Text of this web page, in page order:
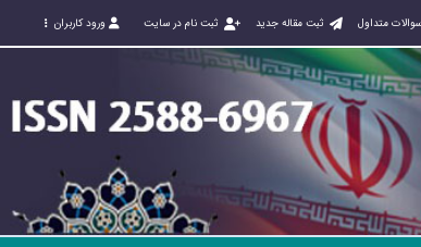
سوالات متداول ثبت مقاله جدید ثبت نام در سایت ورود کاربران